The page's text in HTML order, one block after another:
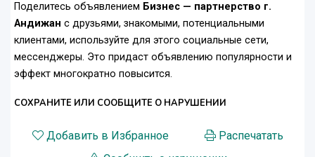
Поделитесь объявлением Бизнес — партнерство г.
Андижан с друзьями, знакомыми, потенциальными
клиентами, используйте для этого социальные сети,
мессенджеры. Это придаст объявлению популярности и
эффект многократно повысится.
СОХРАНИТЕ ИЛИ СООБЩИТЕ О НАРУШЕНИИ
Добавить в Избранное
Распечатать